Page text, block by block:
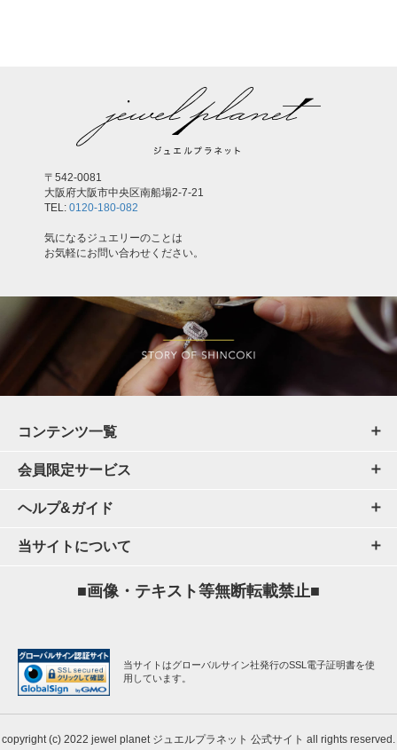
〒542-0081
大阪府大阪市中央区南船場2-7-21
TEL: 0120-180-082
気になるジュエリーのことは
お気軽にお問い合わせください。
コンテンツ一覧
会員限定サービス
ヘルプ&ガイド
当サイトについて
■画像・テキスト等無断転載禁止■
当サイトはグローバルサイン社発行のSSL電子証明書を使
用しています。
copyright (c) 2022 jewel planet ジュエルプラネット 公式サイト all rights reserved.